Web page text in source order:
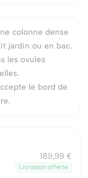
colonne dense
jardin ou en bac.
les ovules
le bord de
189,99 €
Livraison offerte